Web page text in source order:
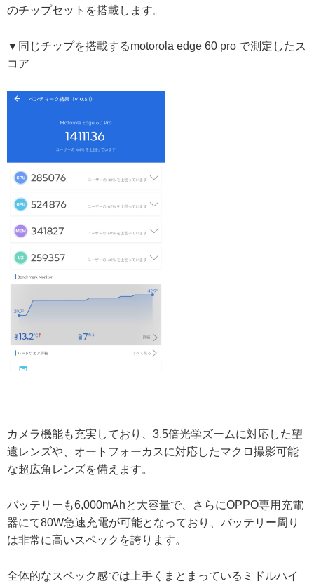
のチップセットを搭載します。
▼同じチップを搭載するmotorola edge 60 pro で測定したス
コア
カメラ機能も充実しており、3.5倍光学ズームに対応した望
遠レンズや、オートフォーカスに対応したマクロ撮影可能
な超広角レンズを備えます。
バッテリーも6,000mAhと大容量で、さらにOPPO専用充電
器にて80W急速充電が可能となっており、バッテリー周り
は非常に高いスペックを誇ります。
全体的なスペック感では上手くまとまっているミドルハイ